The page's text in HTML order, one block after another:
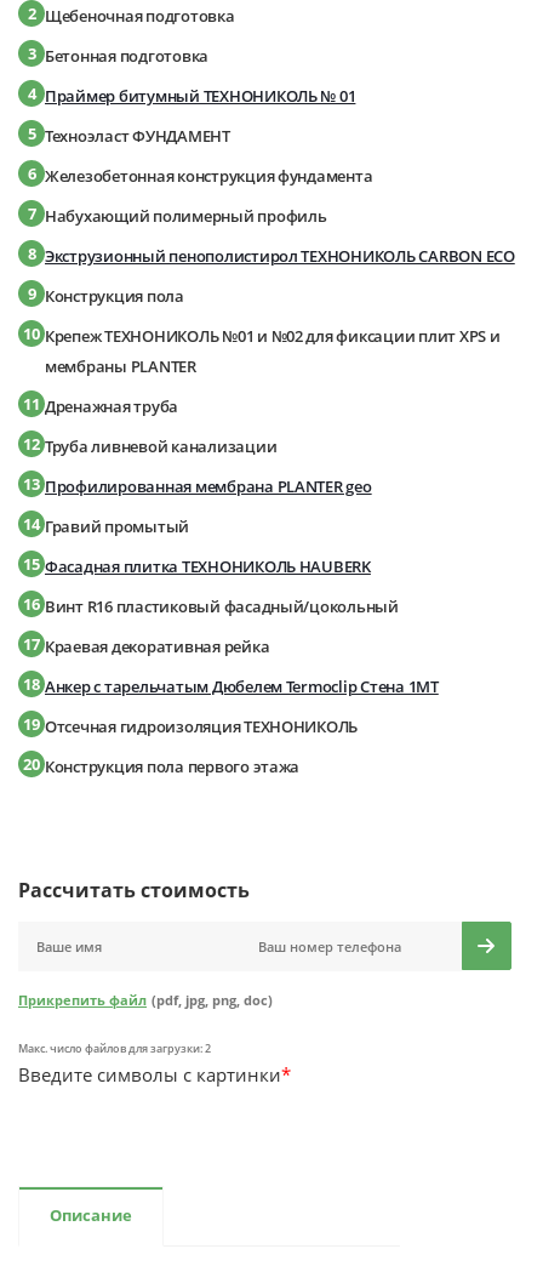
2 Щебеночная подготовка
3 Бетонная подготовка
4 Праймер битумный ТЕХНОНИКОЛЬ № 01
5 Техноэласт ФУНДАМЕНТ
6 Железобетонная конструкция фундамента
7 Набухающий полимерный профиль
8 Экструзионный пенополистирол ТЕХНОНИКОЛЬ CARBON ECO
9 Конструкция пола
10 Крепеж ТЕХНОНИКОЛЬ №01 и №02 для фиксации плит XPS и
мембраны PLANTER
11 Дренажная труба
12 Труба ливневой канализации
13 Профилированная мембрана PLANTER geo
14 Гравий промытый
15 Фасадная плитка ТЕХНОНИКОЛЬ HAUBERK
16 Винт R16 пластиковый фасадный/цокольный
17 Краевая декоративная рейка
18 Анкер с тарельчатым Дюбелем Termoclip Стена 1МТ
19 Отсечная гидроизоляция ТЕХНОНИКОЛЬ
20 Конструкция пола первого этажа
Рассчитать стоимость
Прикрепить файл (pdf, jpg, png, doc)
Макс. число файлов для загрузки: 2
Введите символы с картинки*
Описание